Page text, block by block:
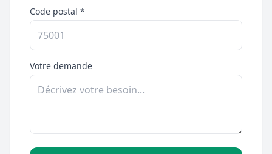
Code postal *
Votre demande